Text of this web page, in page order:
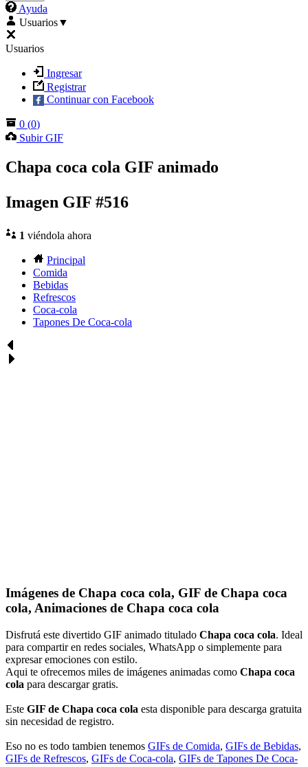
Ayuda
Usuarios▼
Usuarios
Ingresar
Registrar
Continuar con Facebook
0 (0)
Subir GIF
Chapa coca cola GIF animado
Imagen GIF #516
1 viéndola ahora
Principal
Comida
Bebidas
Refrescos
Coca-cola
Tapones De Coca-cola
Imágenes de Chapa coca cola, GIF de Chapa coca
cola, Animaciones de Chapa coca cola
Disfrutá este divertido GIF animado titulado Chapa coca cola. Ideal
para compartir en redes sociales, WhatsApp o simplemente para
expresar emociones con estilo.
Aqui te ofrecemos miles de imágenes animadas como Chapa coca
cola para descargar gratis.
Este GIF de Chapa coca cola esta disponible para descarga gratuita
sin necesidad de registro.
Eso no es todo tambien tenemos GIFs de Comida, GIFs de Bebidas,
GIFs de Refrescos, GIFs de Coca-cola, GIFs de Tapones De Coca-